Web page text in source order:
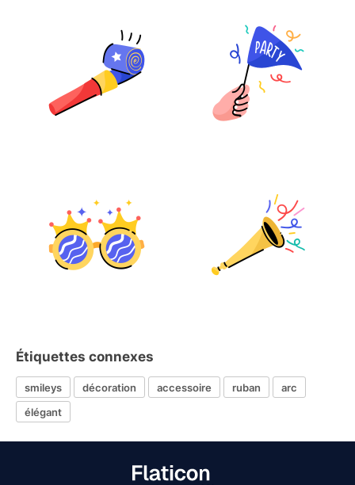
Étiquettes connexes
smileys décoration accessoire ruban
arc
élégant